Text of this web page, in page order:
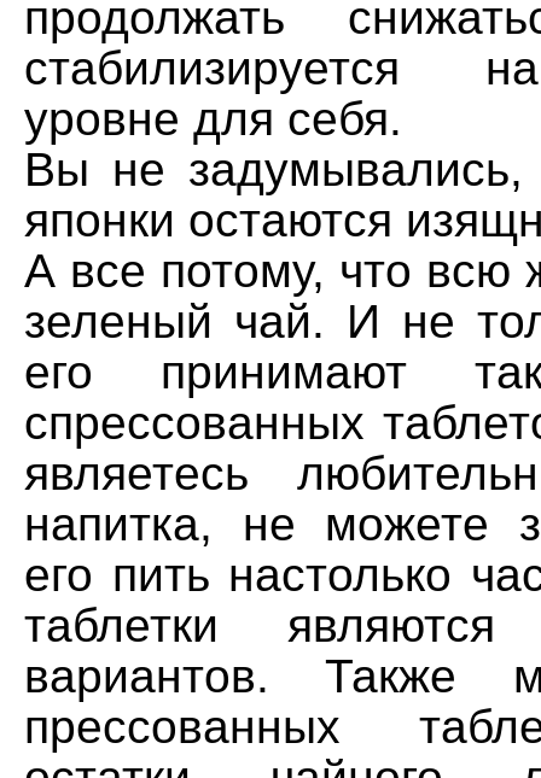
продолжать
стабилизируется
уровне для себя.
Вы не
японки остаются
А все потому, что всю
зеленый чай. И не
его принимают
спрессованных
являетесь
напитка, не можете
его пить настолько
таблетки являются
вариантов. Также
прессованных